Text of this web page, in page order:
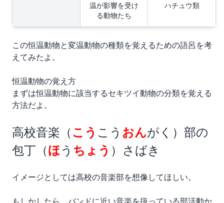
温が影響を受け
る動物たち
ハチュウ類
この恒温動物と変温動物の種類を覚えるための語呂を考
えてみたよ。
恒温動物の覚え方
まずは恒温動物に該当するセキツイ動物の分類を覚える
方法だよ。
高校音楽（こう こう おんがく）部の
包丁（ほう ちょう ）さばき
イメージとしては高校の音楽部を想像してほしい。